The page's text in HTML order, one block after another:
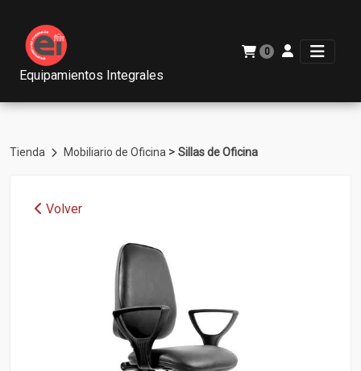
Equipamientos Integrales
0
Tienda Mobiliario de Oficina > Sillas de Oficina
Volver